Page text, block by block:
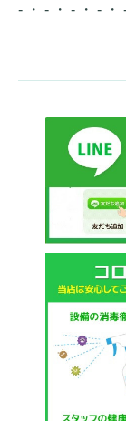
- ・ - ・ - ・ - ・